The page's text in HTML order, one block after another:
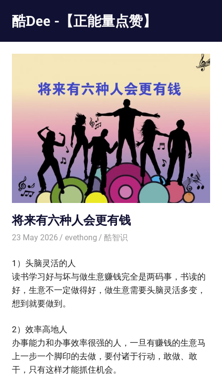
content
酷Dee -【正能量点赞】
将来有六种人会更有钱
23 May 2026 evethong 酷智识
1）头脑灵活的人
读书学习好与坏与做生意赚钱完全是两码事，书读的
好，生意不一定做得好，做生意需要头脑灵活多变，
想到就要做到。
2）效率高地人
办事能力和办事效率很强的人，一旦有赚钱的生意马
上一步一个脚印的去做，要付诸于行动，敢做、敢
干，只有这样才能抓住机会。